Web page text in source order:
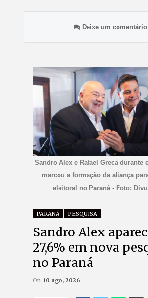
Deixe um comentário
Sandro Alex e Rafael Greca durante
marcou a formação da aliança
eleitoral no Paraná - Foto:
PARANÁ PESQUISA
Sandro Alex
27,6% em nova
no Paraná
On 10 ago, 2026